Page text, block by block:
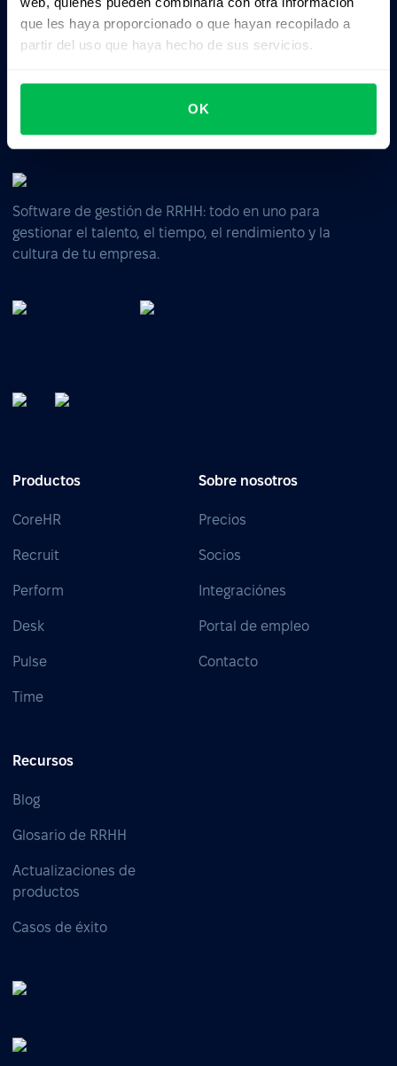
que les haya proporcionado o que hayan recopilado a
partir del uso que haya hecho de sus servicios.
OK
Business driven. People focused.
Software de gestión de RRHH: todo en uno para
gestionar el talento, el tiempo, el rendimiento y la
cultura de tu empresa.
Productos
CoreHR
Recruit
Perform
Desk
Pulse
Time
Sobre nosotros
Precios
Socios
Integraciónes
Portal de empleo
Contacto
Recursos
Blog
Glosario de RRHH
Actualizaciones de
productos
Casos de éxito